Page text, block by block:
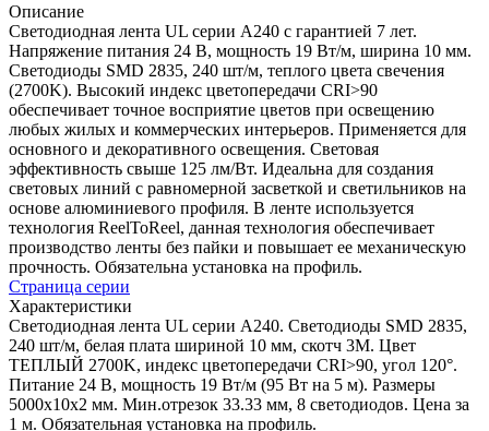
Описание
Светодиодная лента UL серии A240 с гарантией 7 лет.
Напряжение питания 24 В, мощность 19 Вт/м, ширина 10 мм.
Светодиоды SMD 2835, 240 шт/м, теплого цвета свечения
(2700K). Высокий индекс цветопередачи CRI>90
обеспечивает точное восприятие цветов при освещению
любых жилых и коммерческих интерьеров. Применяется для
основного и декоративного освещения. Световая
эффективность свыше 125 лм/Вт. Идеальна для создания
световых линий с равномерной засветкой и светильников на
основе алюминиевого профиля. В ленте используется
технология ReelToReel, данная технология обеспечивает
производство ленты без пайки и повышает ее механическую
прочность. Обязательна установка на профиль.
Страница серии
Характеристики
Светодиодная лента UL серии A240. Светодиоды SMD 2835,
240 шт/м, белая плата шириной 10 мм, скотч 3M. Цвет
ТЕПЛЫЙ 2700K, индекс цветопередачи CRI>90, угол 120°.
Питание 24 В, мощность 19 Вт/м (95 Вт на 5 м). Размеры
5000x10x2 мм. Мин.отрезок 33.33 мм, 8 светодиодов. Цена за
1 м. Обязательная установка на профиль.